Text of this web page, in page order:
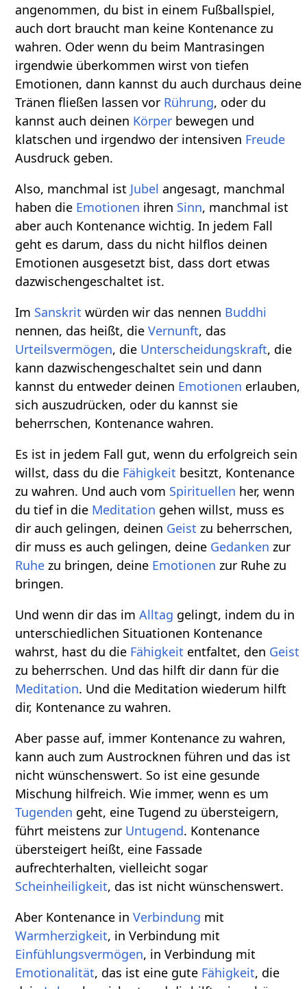
angenommen, du bist in einem Fußballspiel,
auch dort braucht man keine Kontenance zu
wahren. Oder wenn du beim Mantrasingen
irgendwie überkommen wirst von tiefen
Emotionen, dann kannst du auch durchaus deine
Tränen fließen lassen vor Rührung, oder du
kannst auch deinen Körper bewegen und
klatschen und irgendwo der intensiven Freude
Ausdruck geben.
Also, manchmal ist Jubel angesagt, manchmal
haben die Emotionen ihren Sinn, manchmal ist
aber auch Kontenance wichtig. In jedem Fall
geht es darum, dass du nicht hilflos deinen
Emotionen ausgesetzt bist, dass dort etwas
dazwischengeschaltet ist.
Im Sanskrit würden wir das nennen Buddhi
nennen, das heißt, dieVernunft, das
Urteilsvermögen, die Unterscheidungskraft, die
kann dazwischengeschaltet sein und dann
kannst du entweder deinen Emotionen erlauben,
sich auszudrücken, oder du kannst sie
beherrschen, Kontenance wahren.
Es ist in jedem Fall gut, wenn du erfolgreich sein
willst, dass du die Fähigkeit besitzt, Kontenance
zu wahren. Und auch vom Spirituellen her, wenn
du tief in die Meditation gehen willst, muss es
dir auch gelingen, deinen Geist zu beherrschen,
dir muss es auch gelingen, deine Gedanken zur
Ruhe zu bringen, deine Emotionen zur Ruhe zu
bringen.
Und wenn dir das imAlltag gelingt, indem du in
unterschiedlichen Situationen Kontenance
wahrst, hast du die Fähigkeit entfaltet, den Geist
zu beherrschen. Und das hilft dir dann für die
Meditation. Und die Meditation wiederum hilft
dir, Kontenance zu wahren.
Aber passe auf, immer Kontenance zu wahren,
kann auch zum Austrocknen führen und das ist
nicht wünschenswert. So ist eine gesunde
Mischung hilfreich. Wie immer, wenn es um
Tugenden geht, eine Tugend zu übersteigern,
führt meistens zur Untugend. Kontenance
übersteigert heißt, eine Fassade
aufrechterhalten, vielleicht sogar
Scheinheiligkeit, das ist nicht wünschenswert.
Aber Kontenance inVerbindung mit
Warmherzigkeit, in Verbindung mit
Einfühlungsvermögen, in Verbindung mit
Emotionalität, das ist eine gute Fähigkeit, die